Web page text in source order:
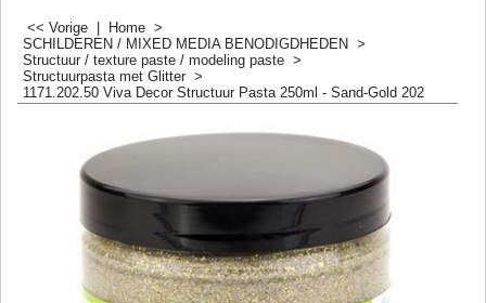
<< Vorige Home >
SCHILDEREN / MIXED MEDIA BENODIGDHEDEN >
Structuur / texture paste / modeling paste >
Structuurpasta met Glitter >
1171.202.50 Viva Decor Structuur Pasta 250ml - Sand-Gold 202